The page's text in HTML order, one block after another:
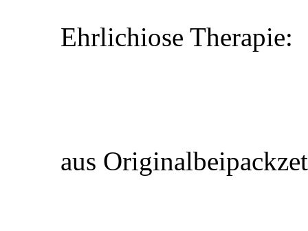
Ehrlichiose Therapie:
aus